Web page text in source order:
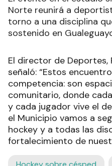
Norte reunirá a
torno a una disciplina
sostenido en
El director de Deportes,
señaló: “Estos
competencia: son
comunitario, donde
y cada jugador vive el
el Municipio vamos a
hockey y a todas las
fortalecimiento de